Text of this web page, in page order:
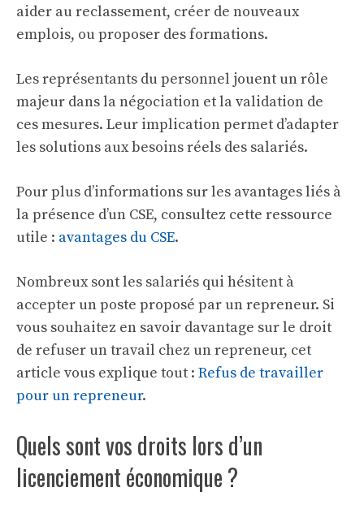
aider au reclassement, créer de nouveaux
emplois, ou proposer des formations.
Les représentants du personnel jouent un rôle
majeur dans la négociation et la validation de
ces mesures. Leur implication permet d’adapter
les solutions aux besoins réels des salariés.
Pour plus d’informations sur les avantages liés à
la présence d’un CSE, consultez cette ressource
utile : avantages du CSE.
Nombreux sont les salariés qui hésitent à
accepter un poste proposé par un repreneur. Si
vous souhaitez en savoir davantage sur le droit
de refuser un travail chez un repreneur, cet
article vous explique tout : Refus de travailler
pour un repreneur.
Quels sont vos droits lors d’un
licenciement économique ?